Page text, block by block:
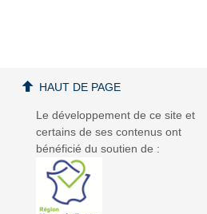
Le développement de ce site et
certains de ses contenus ont
bénéficié du soutien de :
HAUT DE PAGE